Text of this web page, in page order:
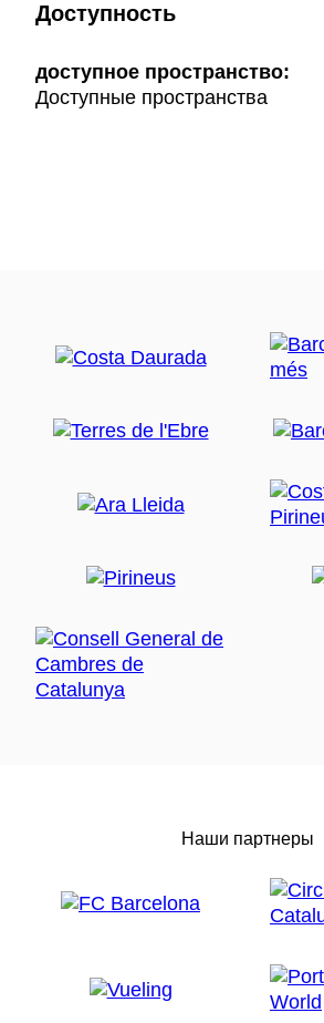
Доступность
доступное пространство:
Доступные пространства
Наши партнеры